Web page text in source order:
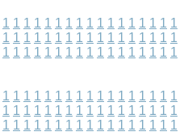
1 1 1 1 1 1 1 1 1 1 1 1 1 1 1 1 1
1 1 1 1 1 1 1 1 1 1 1 1 1 1 1 1 1
1 1 1 1 1 1 1 1 1 1 1 1 1 1 1 1 1
1 1 1 1 1 1 1 1 1 1 1 1 1 1 1 1 1
1 1 1 1 1 1 1 1 1 1 1 1 1 1 1 1 1
1 1 1 1 1 1 1 1 1 1 1 1 1 1 1 1 1